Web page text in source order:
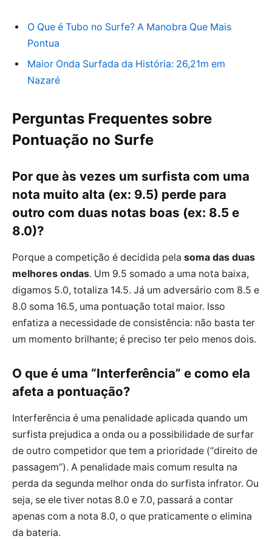
O Que é Tubo no Surfe? A Manobra Que Mais
Pontua
Maior Onda Surfada da História: 26,21m em
Nazaré
Perguntas Frequentes sobre
Pontuação no Surfe
Por que às vezes um surfista com uma
nota muito alta (ex: 9.5) perde para
outro com duas notas boas (ex: 8.5 e
8.0)?
Porque a competição é decidida pela soma das duas
melhores ondas. Um 9.5 somado a uma nota baixa,
digamos 5.0, totaliza 14.5. Já um adversário com 8.5 e
8.0 soma 16.5, uma pontuação total maior. Isso
enfatiza a necessidade de consistência: não basta ter
um momento brilhante; é preciso ter pelo menos dois.
O que é uma “Interferência” e como ela
afeta a pontuação?
Interferência é uma penalidade aplicada quando um
surfista prejudica a onda ou a possibilidade de surfar
de outro competidor que tem a prioridade (“direito de
passagem”). A penalidade mais comum resulta na
perda da segunda melhor onda do surfista infrator. Ou
seja, se ele tiver notas 8.0 e 7.0, passará a contar
apenas com a nota 8.0, o que praticamente o elimina
da bateria.